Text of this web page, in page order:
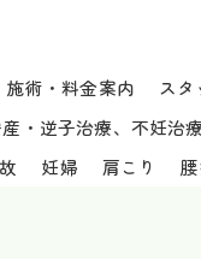
施術・料金案内 スタ
・逆子治療、不妊治
妊婦 肩こり